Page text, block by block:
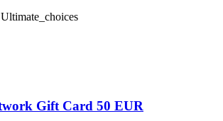
Gift Card 50 EUR